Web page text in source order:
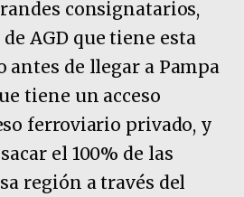
consignatarios,
AGD que tiene esta
antes de llegar a Pampa
tiene un acceso
ferroviario privado, y
el 100% de las
región a través del